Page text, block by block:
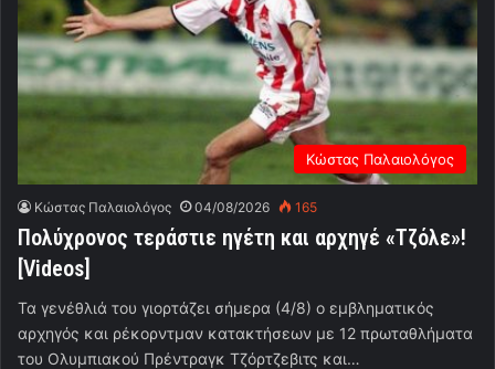
Κώστας Παλαιολόγος
Κώστας Παλαιολόγος 04/08/2026 165
Πολύχρονος τεράστιε ηγέτη και αρχηγέ «Τζόλε»!
[Videos]
Τα γενέθλιά του γιορτάζει σήμερα (4/8) ο εμβληματικός
αρχηγός και ρέκορντμαν κατακτήσεων με 12 πρωταθλήματα
του Ολυμπιακού Πρέντραγκ Τζόρτζεβιτς και…